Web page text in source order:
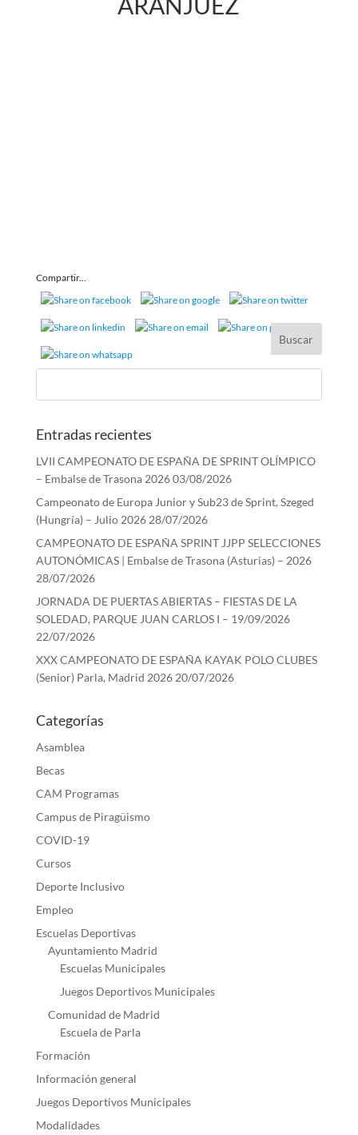
Compartir...
Entradas recientes
LVII CAMPEONATO DE ESPAÑA DE SPRINT OLÍMPICO
– Embalse de Trasona 202603/08/2026
Campeonato de Europa Junior y Sub23 de Sprint, Szeged
(Hungría) – Julio 2026 28/07/2026
CAMPEONATO DE ESPAÑA SPRINT JJPP SELECCIONES
AUTONÓMICAS | Embalse de Trasona (Asturias) – 2026
28/07/2026
JORNADA DE PUERTAS ABIERTAS – FIESTAS DE LA
SOLEDAD, PARQUE JUAN CARLOS I – 19/09/2026
22/07/2026
XXX CAMPEONATO DE ESPAÑA KAYAK POLO CLUBES
(Senior) Parla, Madrid 2026 20/07/2026
Categorías
Asamblea
Becas
CAM Programas
Campus de Piragüismo
COVID-19
Cursos
Deporte Inclusivo
Empleo
Escuelas Deportivas
Ayuntamiento Madrid
Escuelas Municipales
Juegos Deportivos Municipales
Comunidad de Madrid
Escuela de Parla
Formación
Información general
Juegos Deportivos Municipales
Modalidades